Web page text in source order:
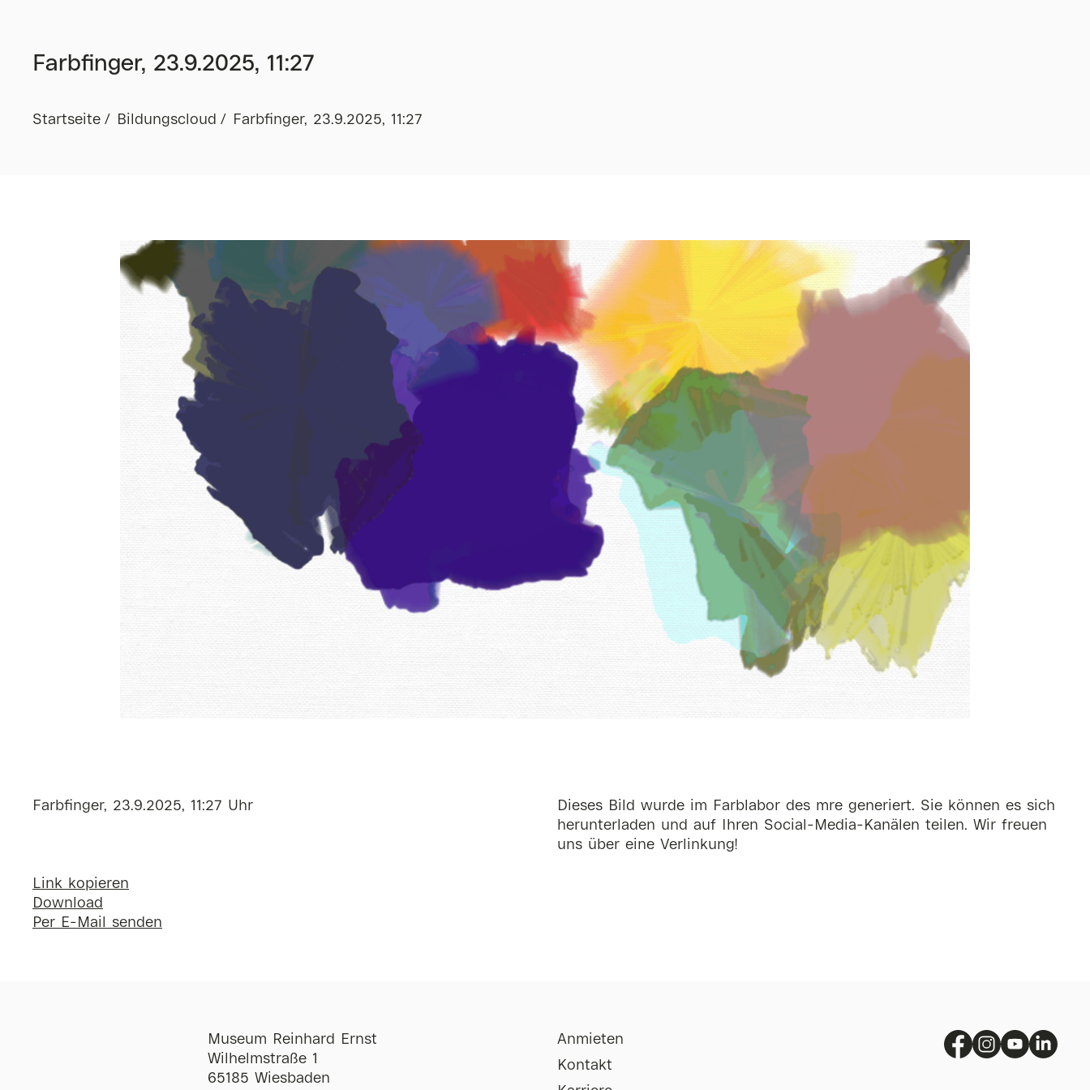
Farbfinger, 23.9.2025, 11:27
Startseite Bildungscloud Farbfinger, 23.9.2025, 11:27
Farbfinger, 23.9.2025, 11:27 Uhr
Link kopieren
Download
Per E-Mail senden
Dieses Bild wurde im Farblabor des mre generiert. Sie können es sich
herunterladen und auf Ihren Social-Media-Kanälen teilen. Wir freuen
uns über eine Verlinkung!
Museum Reinhard Ernst
Wilhelmstraße 1
65185 Wiesbaden
Anmieten
Kontakt